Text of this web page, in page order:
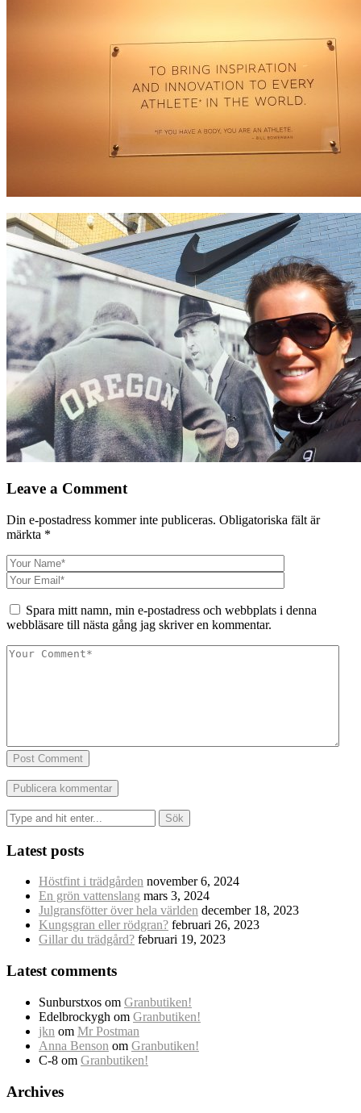
Leave a Comment
Din e-postadress kommer inte publiceras. Obligatoriska fält är
märkta *
Spara mitt namn, min e-postadress och webbplats i denna
webbläsare till nästa gång jag skriver en kommentar.
Post Comment
Sök
efter:
Latest posts
Höstfint i trädgården november 6, 2024
En grön vattenslang mars 3, 2024
Julgransfötter över hela världen december 18, 2023
Kungsgran eller rödgran? februari 26, 2023
Gillar du trädgård? februari 19, 2023
Latest comments
Sunburstxos om Granbutiken!
Edelbrockygh om Granbutiken!
jkn om Mr Postman
Anna Benson om Granbutiken!
C-8 om Granbutiken!
Archives